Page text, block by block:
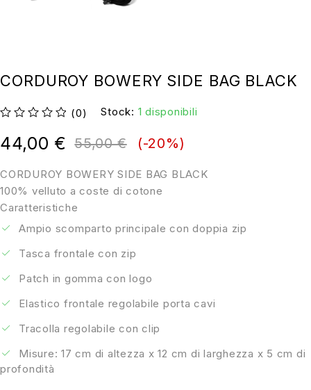
CORDUROY BOWERY SIDE BAG BLACK
(0) Stock: 1 disponibili
CORDUROY BOWERY SIDE BAG BLACK
100% velluto a coste di cotone
Caratteristiche
Ampio scomparto principale con doppia zip
Tasca frontale con zip
Patch in gomma con logo
Elastico frontale regolabile porta cavi
Tracolla regolabile con clip
Misure: 17 cm di altezza x 12 cm di larghezza x 5 cm di
profondità
55,00€
44,00 € (-20%)